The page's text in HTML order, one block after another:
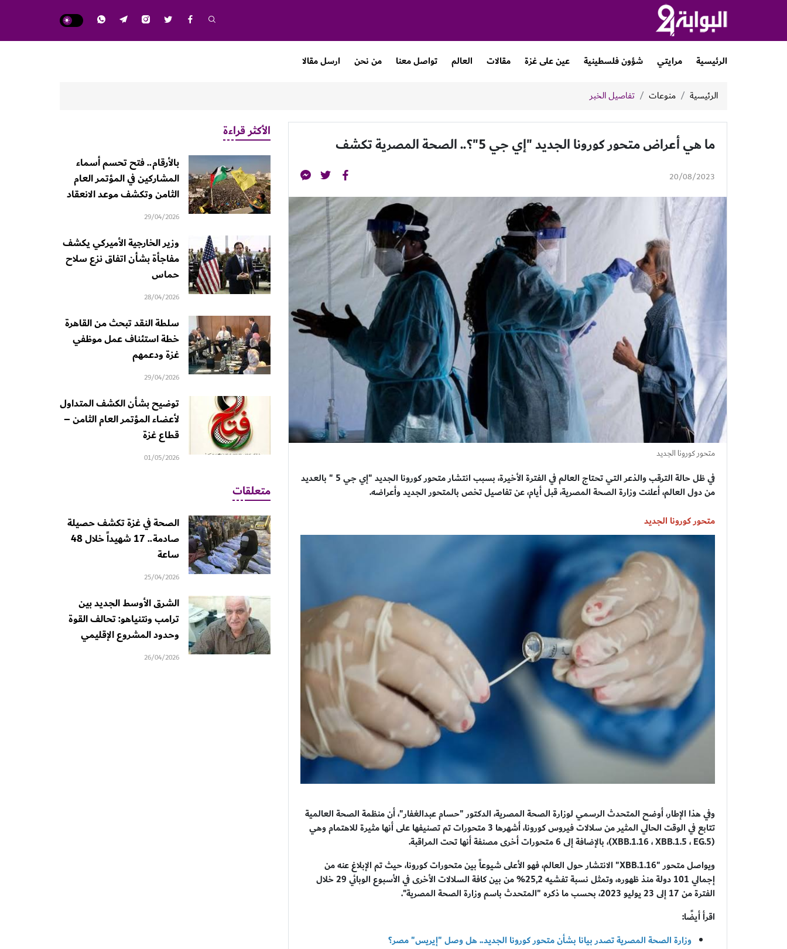
الرئيسية مرايتي شؤون فلسطينية عين على غزة مقالات العالم تواصل معنا من نحن ارسل مقالا
الرئيسية منوعات تفاصيل الخبر
ما هي أعراض متحور كورونا الجديد "إي جي 5"؟.. الصحة المصرية تكشف
20/08/2023
متحور كورونا الجديد
في ظل حالة الترقب والذعر التي تحتاج العالم في الفترة الأخيرة، بسبب انتشار متحور كورونا الجديد "إي جي 5 " بالعديد
من دول العالم، أعلنت وزارة الصحة المصرية، قبل أيام، عن تفاصيل تخص بالمتحور الجديد وأعراضه.
متحور كورونا الجديد
وفي هذا الإطار، أوضح المتحدث الرسمي لوزارة الصحة المصرية، الدكتور "حسام عبدالغفار"، أن منظمة الصحة العالمية
تتابع في الوقت الحالي المثير من سلالات فيروس كورونا، أشهرها 3 متحورات تم تصنيفها على أنها مثيرة للاهتمام وهي
(XBB.1.16 ، XBB.1.5 ، EG.5)، بالإضافة إلى 6 متحورات أخرى مصنفة أنها تحت المراقبة.
ويواصل متحور "XBB.1.16" الانتشار حول العالم، فهو الأعلى شيوعاً بين متحورات كورونا، حيث تم الإبلاغ عنه من
إجمالي 101 دولة منذ ظهوره، وتمثل نسبة تفشيه 25,2% من بين كافة السلالات الأخرى في الأسبوع الوبائي 29 خلال
الفترة من 17 إلى 23 يوليو 2023، بحسب ما ذكره "المتحدث باسم وزارة الصحة المصرية".
اقرأ أيضًا:
وزارة الصحة المصرية تصدر بيانا بشأن متحور كورونا الجديد.. هل وصل "إيريس" مصر؟
الأكثر قراءة
بالأرقام.. فتح تحسم أسماء
المشاركين في المؤتمر العام
الثامن وتكشف موعد الانعقاد
29/04/2026
وزير الخارجية الأميركي يكشف
مفاجأة بشأن اتفاق نزع سلاح
حماس
28/04/2026
سلطة النقد تبحث من القاهرة
خطة استئناف عمل موظفي
غزة ودعمهم
29/04/2026
توضيح بشأن الكشف المتداول
لأعضاء المؤتمر العام الثامن –
قطاع غزة
01/05/2026
متعلقات
الصحة في غزة تكشف حصيلة
صادمة.. 17 شهيداً خلال 48
ساعة
25/04/2026
الشرق الأوسط الجديد بين
ترامب ونتنياهو: تحالف القوة
وحدود المشروع الإقليمي
26/04/2026